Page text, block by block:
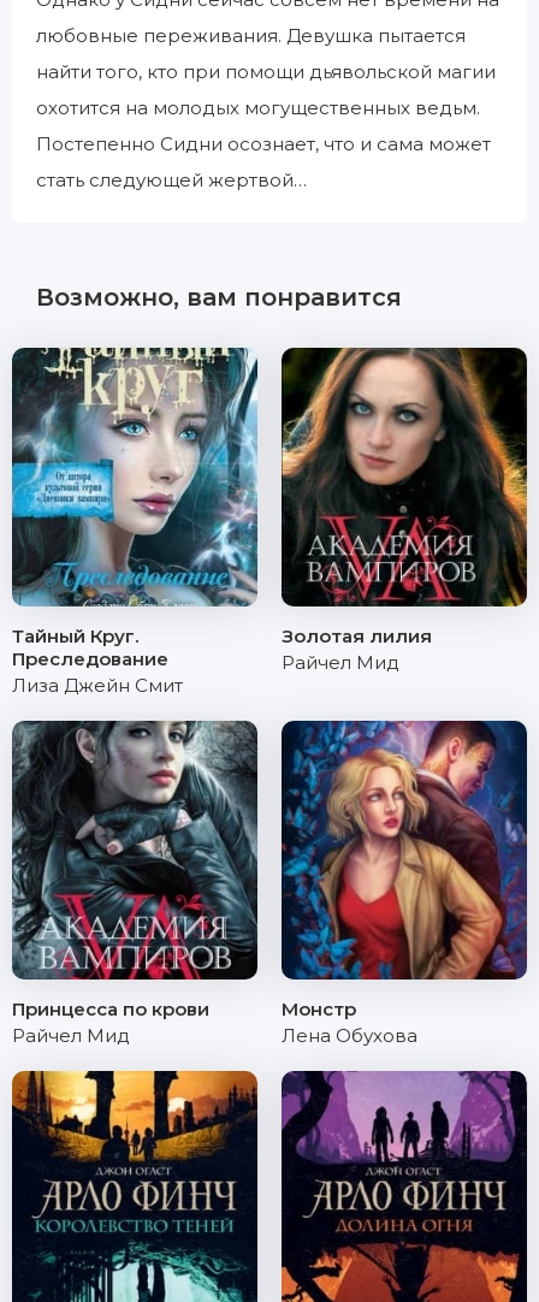
любовные переживания. Девушка пытается
найти того, кто при помощи дьявольской магии
охотится на молодых могущественных ведьм.
Постепенно Сидни осознает, что и сама может
стать следующей жертвой…
Возможно, вам понравится
Тайный Круг.
Преследование
Лиза Джейн Смит
Золотая лилия
Райчел Мид
Принцесса по крови
Райчел Мид
Монстр
Лена Обухова